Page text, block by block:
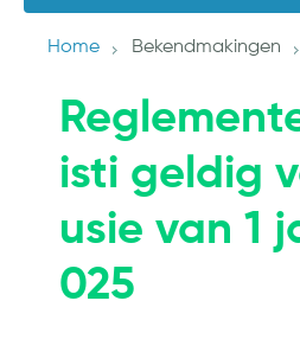
Home Bekendmakingen
isti geldig
usie van 1
025